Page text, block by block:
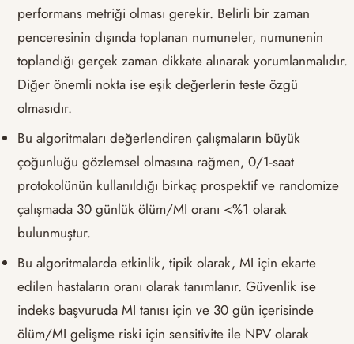
performans metriği olması gerekir. Belirli bir zaman
penceresinin dışında toplanan numuneler, numunenin
toplandığı gerçek zaman dikkate alınarak yorumlanmalıdır.
Diğer önemli nokta ise eşik değerlerin teste özgü
olmasıdır.
Bu algoritmaları değerlendiren çalışmaların büyük
çoğunluğu gözlemsel olmasına rağmen, 0/1-saat
protokolünün kullanıldığı birkaç prospektif ve randomize
çalışmada 30 günlük ölüm/MI oranı <%1 olarak
bulunmuştur.
Bu algoritmalarda etkinlik, tipik olarak, MI için ekarte
edilen hastaların oranı olarak tanımlanır. Güvenlik ise
indeks başvuruda MI tanısı için ve 30 gün içerisinde
ölüm/MI gelişme riski için sensitivite ile NPV olarak